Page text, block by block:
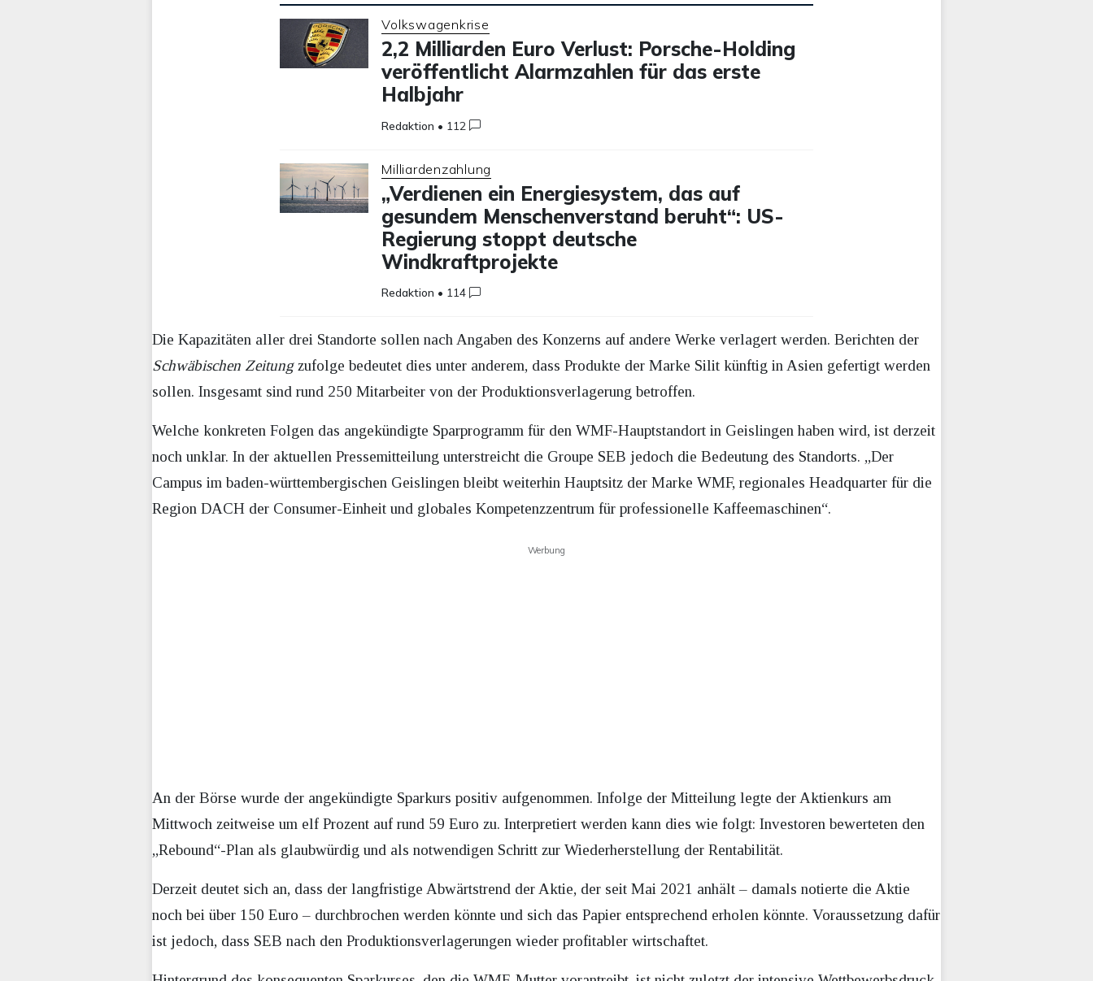
Volkswagenkrise
2,2 Milliarden Euro Verlust: Porsche-Holding
veröffentlicht Alarmzahlen für das erste
Halbjahr
Redaktion • 112
Milliardenzahlung
„Verdienen ein Energiesystem, das auf
gesundem Menschenverstand beruht“: US-
Regierung stoppt deutsche
Windkraftprojekte
Redaktion • 114
Die Kapazitäten aller drei Standorte sollen nach Angaben des Konzerns auf andere Werke verlagert werden. Berichten der
Schwäbischen Zeitungzufolge bedeutet dies unter anderem, dass Produkte der Marke Silit künftig in Asien gefertigt werden
sollen. Insgesamt sind rund 250 Mitarbeiter von der Produktionsverlagerung betroffen.
Welche konkreten Folgen das angekündigte Sparprogramm für den WMF-Hauptstandort in Geislingen haben wird, ist derzeit
noch unklar. In der aktuellen Pressemitteilung unterstreicht die Groupe SEB jedoch die Bedeutung des Standorts. „Der
Campus im baden-württembergischen Geislingen bleibt weiterhin Hauptsitz der Marke WMF, regionales Headquarter für die
Region DACH der Consumer-Einheit und globales Kompetenzzentrum für professionelle Kaffeemaschinen“.
Werbung
An der Börse wurde der angekündigte Sparkurs positiv aufgenommen. Infolge der Mitteilung legte der Aktienkurs am
Mittwoch zeitweise um elf Prozent auf rund 59 Euro zu. Interpretiert werden kann dies wie folgt: Investoren bewerteten den
„Rebound“-Plan als glaubwürdig und als notwendigen Schritt zur Wiederherstellung der Rentabilität.
Derzeit deutet sich an, dass der langfristige Abwärtstrend der Aktie, der seit Mai 2021 anhält – damals notierte die Aktie
noch bei über 150 Euro – durchbrochen werden könnte und sich das Papier entsprechend erholen könnte. Voraussetzung dafür
ist jedoch, dass SEB nach den Produktionsverlagerungen wieder profitabler wirtschaftet.